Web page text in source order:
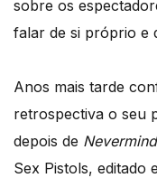
sobre os
falar de si próprio e
Anos mais tarde
retrospectiva o seu
depois de
Sex Pistols, editado